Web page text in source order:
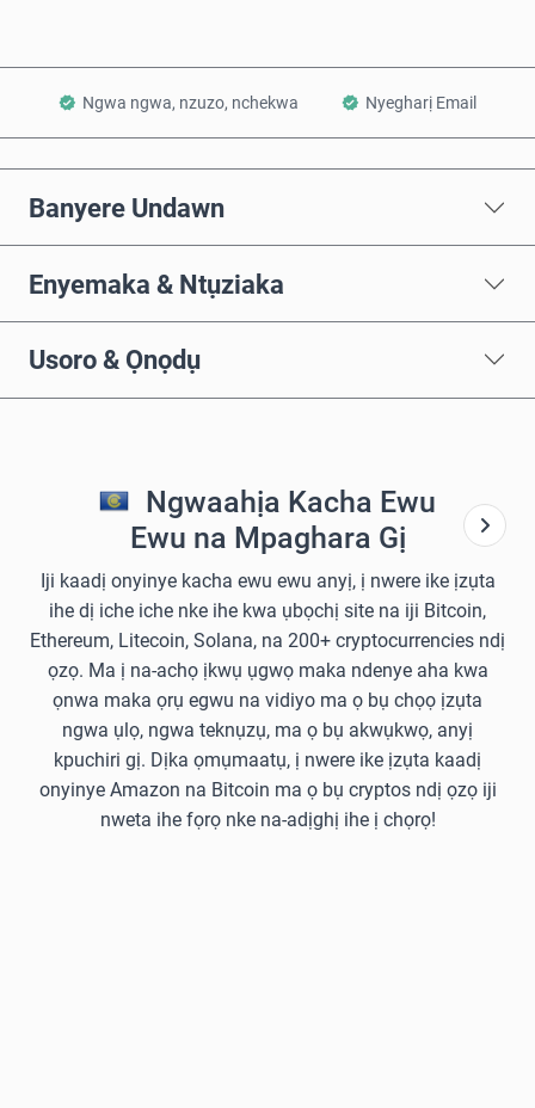
Ngwa ngwa, nzuzo, nchekwa Nyegharị Email
Banyere Undawn
Enyemaka & Ntụziaka
Usoro & Ọnọdụ
Ngwaahịa Kacha Ewu
Ewu na Mpaghara Gị
Iji kaadị onyinye kacha ewu ewu anyị, ị nwere ike ịzụta
ihe dị iche iche nke ihe kwa ụbọchị site na iji Bitcoin,
Ethereum, Litecoin, Solana, na 200+ cryptocurrencies ndị
ọzọ. Ma ị na-achọ ịkwụ ụgwọ maka ndenye aha kwa
ọnwa maka ọrụ egwu na vidiyo ma ọ bụ chọọ ịzụta
ngwa ụlọ, ngwa teknụzụ, ma ọ bụ akwụkwọ, anyị
kpuchiri gị. Dịka ọmụmaatụ, ị nwere ike ịzụta kaadị
onyinye Amazon na Bitcoin ma ọ bụ cryptos ndị ọzọ iji
nweta ihe fọrọ nke na-adịghị ihe ị chọrọ!